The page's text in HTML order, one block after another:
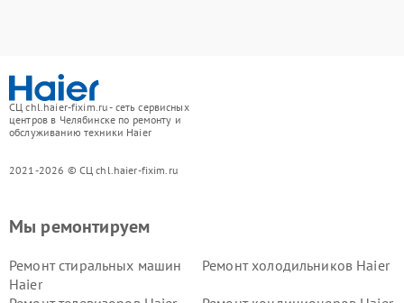
СЦ chl.haier-fixim.ru - сеть сервисных
центров в Челябинске по ремонту и
обслуживанию техники Haier
2021-2026 © СЦ chl.haier-fixim.ru
Мы ремонтируем
Ремонт стиральных машин
Haier
Ремонт холодильников Haier